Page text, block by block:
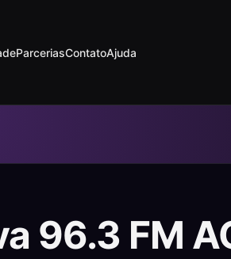
ParceriasContatoAjuda
96.3 FM